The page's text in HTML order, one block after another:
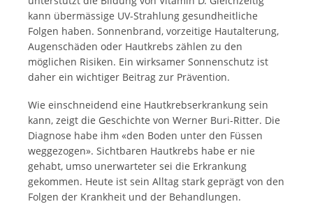
kann übermässige UV-Strahlung gesundheitliche
Folgen haben. Sonnenbrand, vorzeitige Hautalterung,
Augenschäden oder Hautkrebs zählen zu den
möglichen Risiken. Ein wirksamer Sonnenschutz ist
daher ein wichtiger Beitrag zur Prävention.
Wie einschneidend eine Hautkrebserkrankung sein
kann, zeigt die Geschichte von Werner Buri-Ritter. Die
Diagnose habe ihm «den Boden unter den Füssen
weggezogen». Sichtbaren Hautkrebs habe er nie
gehabt, umso unerwarteter sei die Erkrankung
gekommen. Heute ist sein Alltag stark geprägt von den
Folgen der Krankheit und der Behandlungen.